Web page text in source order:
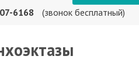
6168 (звонок бесплатный)